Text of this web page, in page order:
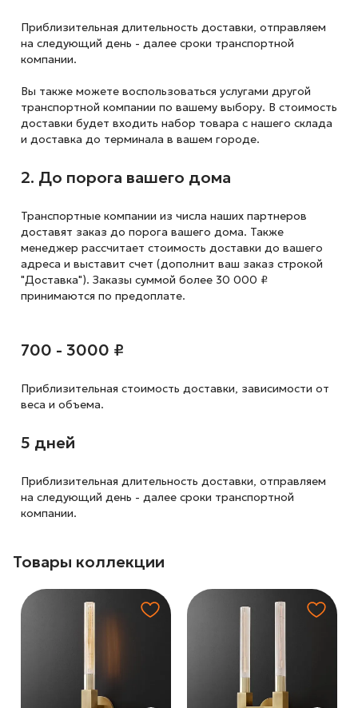
Приблизительная длительность доставки, отправляем
на следующий день - далее сроки транспортной
компании.
Вы также можете воспользоваться услугами другой
транспортной компании по вашему выбору. В стоимость
доставки будет входить набор товара с нашего склада
и доставка до терминала в вашем городе.
2. До порога вашего дома
Транспортные компании из числа наших партнеров
доставят заказ до порога вашего дома. Также
менеджер рассчитает стоимость доставки до вашего
адреса и выставит счет (дополнит ваш заказ строкой
"Доставка"). Заказы суммой более 30 000 ₽
принимаются по предоплате.
700 - 3000 ₽
Приблизительная стоимость доставки, зависимости от
веса и объема.
5 дней
Приблизительная длительность доставки, отправляем
на следующий день - далее сроки транспортной
компании.
Товары коллекции